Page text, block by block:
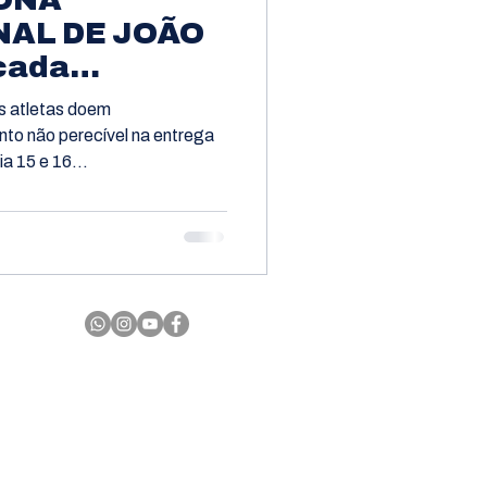
DE JOÃO
Lar dos
AMEM
atletas doem
não perecível na entrega
15 e 16...